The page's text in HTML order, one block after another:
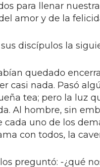
para llenar
amor y de la
discípulos la
quedado
casi nada. Pasó
tea; pero la luz
Al hombre, sin
cada uno de los
con todos, la
preguntó: -¿qué